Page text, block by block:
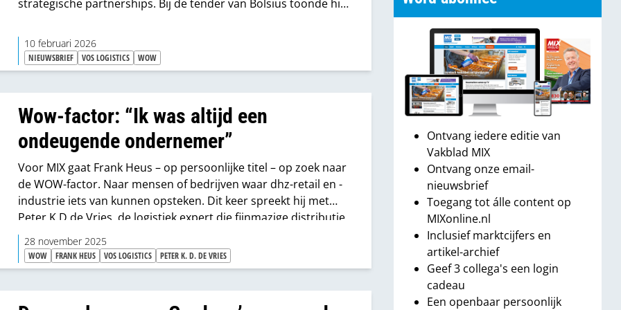
strategische partnerships. Bij de tender van Bolsius toonde hij
worden.
10 februari 2026
NIEUWSBRIEF VOS LOGISTICS WOW
Wow-factor: “Ik was altijd een
ondeugende ondernemer”
Voor MIX gaat Frank Heus – op persoonlijke titel – op zoek naar
de WOW-factor. Naar mensen of bedrijven waar dhz-retail en -
industrie iets van kunnen opsteken. Dit keer spreekt hij met
Peter K.D de Vries, de logistiek expert die fijnmazige distributie
op de kaart zette en weet dat de beste oplossing meer waard is
dan de laagste prijs.
28 november 2025
WOW FRANK HEUS VOS LOGISTICS PETER K. D. DE VRIES
Ontvang iedere editie van
Vakblad MIX
Ontvang onze email-
nieuwsbrief
Toegang tot álle content op
MIXonline.nl
Inclusief marktcijfers en
artikel-archief
Geef 3 collega's een login
cadeau
Een openbaar persoonlijk